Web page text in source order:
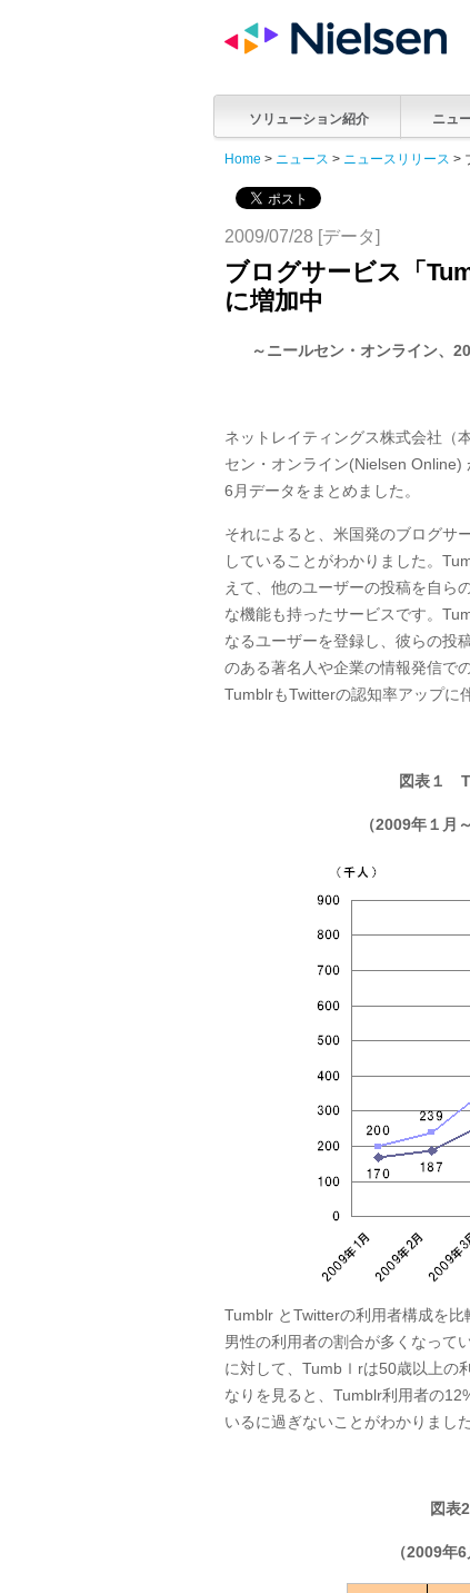
ソリューション紹介 ニュ
Home > ニュース > ニュースリリース >
2009/07/28 [データ]
ブログサービス「
に増加中
～ニールセン・オンライン、
ネットレイティングス株式会社（
セン・オンライン(Nielsen
6月データをまとめました。
それによると、米国発のブログサ
していることがわかりました。
えて、他のユーザーの投稿を自ら
な機能も持ったサービスです。
なるユーザーを登録し、彼らの投
のある著名人や企業の情報発信で
TumblrもTwitterの認知率アップに
図表１
（2009年１月
Tumblr とTwitterの利用者構成を
男性の利用者の割合が多くなって
に対して、Tumbｌrは50歳以上の
なりを見ると、Tumblr利用者の
いるに過ぎないことがわかりまし
図表
（2009年